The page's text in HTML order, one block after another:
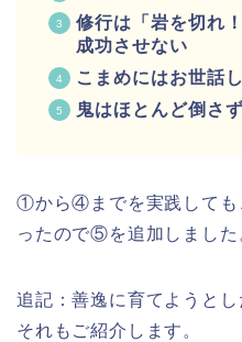
修行は「岩を切れ
成功させない
こまめにはお世話
鬼はほとんど倒さ
①から④までを実践しても
ったので⑤を追加しました
追記：善逸に育てようと
それもご紹介します。